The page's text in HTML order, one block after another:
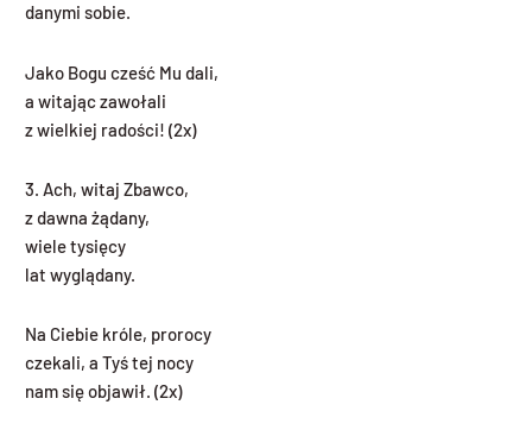
danymi sobie.
Jako Bogu cześć Mu dali,
a witając zawołali
z wielkiej radości! (2x)
3. Ach, witaj Zbawco,
z dawna żądany,
wiele tysięcy
lat wyglądany.
Na Ciebie króle, prorocy
czekali, a Tyś tej nocy
nam się objawił. (2x)